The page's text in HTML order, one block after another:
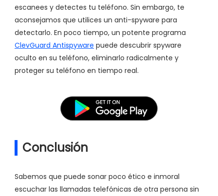
escanees y detectes tu teléfono. Sin embargo, te
aconsejamos que utilices un anti-spyware para
detectarlo. En poco tiempo, un potente programa
ClevGuard Antispyware puede descubrir spyware
oculto en su teléfono, eliminarlo radicalmente y
proteger su teléfono en tiempo real.
Conclusión
Sabemos que puede sonar poco ético e inmoral
escuchar las llamadas telefónicas de otra persona sin